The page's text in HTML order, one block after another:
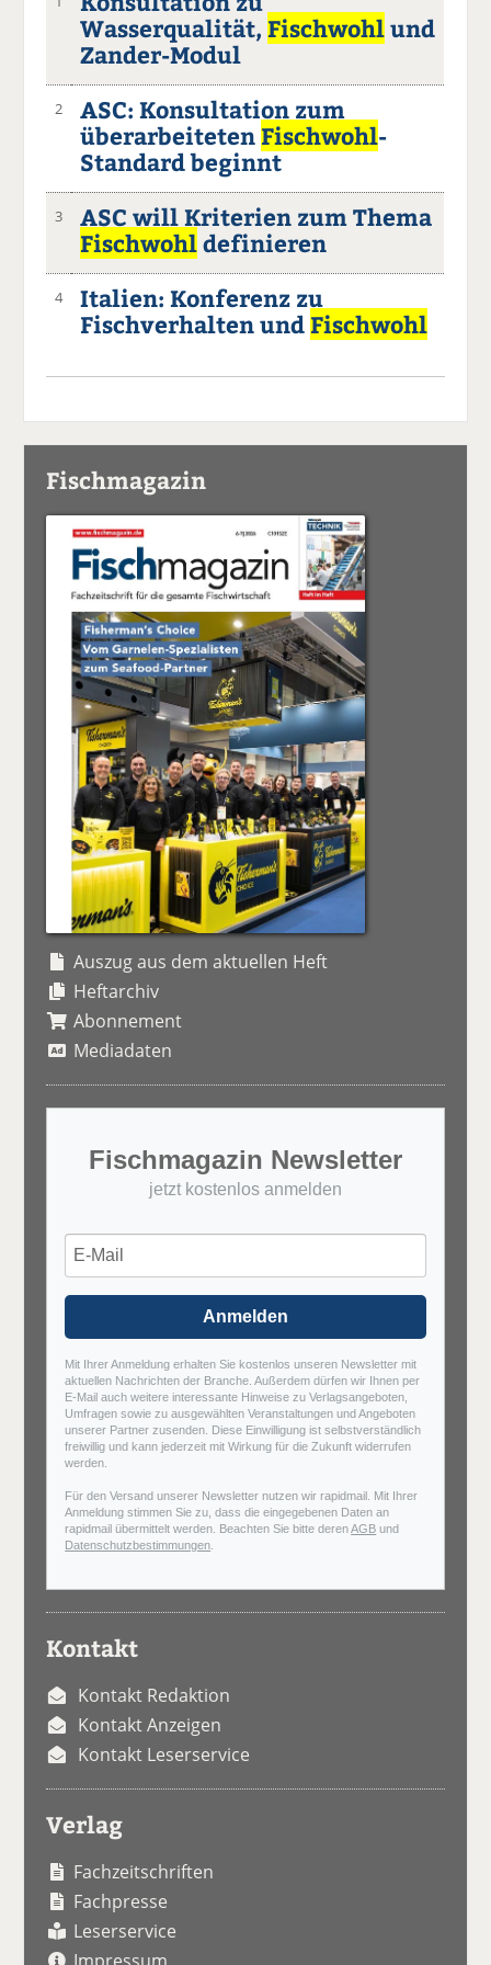
Wasserqualität, Fischwohlund
Zander-Modul
2
ASC: Konsultation zum
überarbeiteten Fischwohl-
Standard beginnt
3
ASC will Kriterien zum Thema
Fischwohldefinieren
4
Italien: Konferenz zu
Fischverhalten und Fischwohl
Fischmagazin
Auszug aus dem aktuellen Heft
Heftarchiv
Abonnement
Mediadaten
Fischmagazin Newsletter
jetzt kostenlos anmelden
Anmelden
Mit Ihrer Anmeldung erhalten Sie kostenlos unseren Newsletter mit
aktuellen Nachrichten der Branche. Außerdem dürfen wir Ihnen per
E-Mail auch weitere interessante Hinweise zu Verlagsangeboten,
Umfragen sowie zu ausgewählten Veranstaltungen und Angeboten
unserer Partner zusenden. Diese Einwilligung ist selbstverständlich
freiwillig und kann jederzeit mit Wirkung für die Zukunft widerrufen
werden.
Für den Versand unserer Newsletter nutzen wir rapidmail. Mit Ihrer
Anmeldung stimmen Sie zu, dass die eingegebenen Daten an
rapidmail übermittelt werden. Beachten Sie bitte derenAGB und
Datenschutzbestimmungen
Kontakt
Kontakt Redaktion
Kontakt Anzeigen
Kontakt Leserservice
Verlag
Fachzeitschriften
Fachpresse
Leserservice